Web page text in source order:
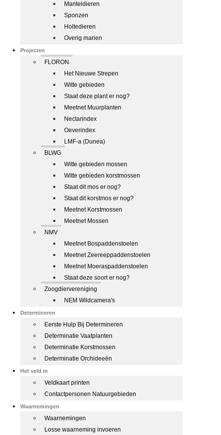
Manteldieren
Sponzen
Holtedieren
Overig marien
Projecten
FLORON
Het Nieuwe Strepen
Witte gebieden
Staat deze plant er nog?
Meetnet Muurplanten
Nectarindex
Oeverindex
LMF-a (Dunea)
BLWG
Witte gebieden mossen
Witte gebieden korstmossen
Staat dit mos er nog?
Staat dit korstmos er nog?
Meetnet Korstmossen
Meetnet Mossen
NMV
Meetnet Bospaddenstoelen
Meetnet Zeereeppaddenstoelen
Meetnet Moeraspaddenstoelen
Staat deze soort er nog?
Zoogdiervereniging
NEM Wildcamera's
Determineren
Eerste Hulp Bij Determineren
Determinatie Vaatplanten
Determinatie Korstmossen
Determinatie Orchideeën
Het veld in
Veldkaart printen
Contactpersonen Natuurgebieden
Waarnemingen
Waarnemingen
Losse waarneming invoeren